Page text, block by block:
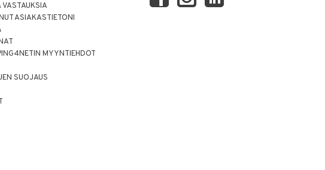
ASIAKASTIETONI
MYYNTIEHDOT
SUOJAUS